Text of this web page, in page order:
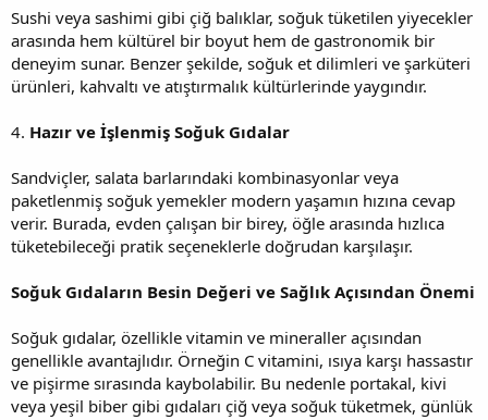
Sushi veya sashimi gibi çiğ balıklar, soğuk tüketilen yiyecekler
arasında hem kültürel bir boyut hem de gastronomik bir
deneyim sunar. Benzer şekilde, soğuk et dilimleri ve şarküteri
ürünleri, kahvaltı ve atıştırmalık kültürlerinde yaygındır.
4. Hazır ve İşlenmiş Soğuk Gıdalar
Sandviçler, salata barlarındaki kombinasyonlar veya
paketlenmiş soğuk yemekler modern yaşamın hızına cevap
verir. Burada, evden çalışan bir birey, öğle arasında hızlıca
tüketebileceği pratik seçeneklerle doğrudan karşılaşır.
Soğuk Gıdaların Besin Değeri ve Sağlık Açısından Önemi
Soğuk gıdalar, özellikle vitamin ve mineraller açısından
genellikle avantajlıdır. Örneğin C vitamini, ısıya karşı hassastır
ve pişirme sırasında kaybolabilir. Bu nedenle portakal, kivi
veya yeşil biber gibi gıdaları çiğ veya soğuk tüketmek, günlük